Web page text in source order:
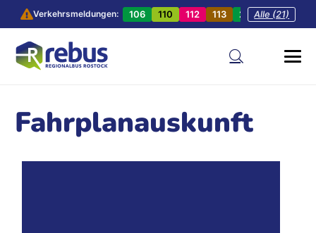
Verkehrsmeldungen: 106 110 112 113 201 202
Alle (21)
Fahrplanauskunft